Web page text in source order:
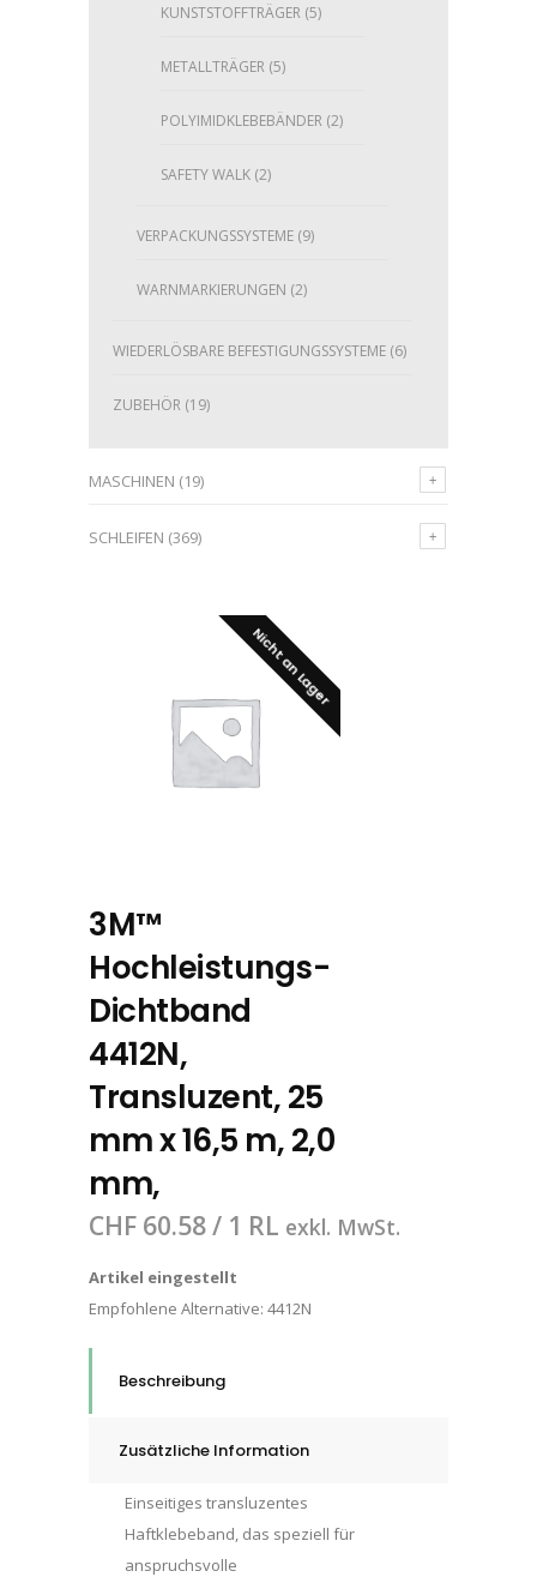
KUNSTSTOFFTRÄGER (5)
METALLTRÄGER (5)
POLYIMIDKLEBEBÄNDER (2)
SAFETY WALK (2)
VERPACKUNGSSYSTEME (9)
WARNMARKIERUNGEN (2)
WIEDERLÖSBARE BEFESTIGUNGSSYSTEME (6)
ZUBEHÖR (19)
MASCHINEN (19)
SCHLEIFEN (369)
Nicht an Lager
3M™
Hochleistungs-
Dichtband
4412N,
Transluzent, 25
mm x 16,5 m, 2,0
mm,
CHF 60.58/ 1 RL exkl. MwSt.
Artikel eingestellt
Empfohlene Alternative: 4412N
Beschreibung
Zusätzliche Information
Einseitiges transluzentes
Haftklebeband, das speziell für
anspruchsvolle